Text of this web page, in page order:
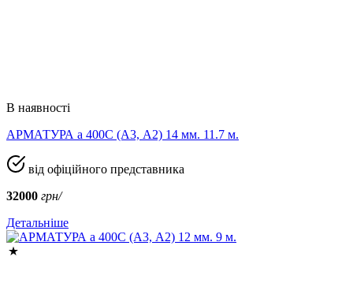
В наявності
АРМАТУРА а 400C (A3, А2) 14 мм. 11.7 м.
від офіційного представника
32000 грн/
Детальніше